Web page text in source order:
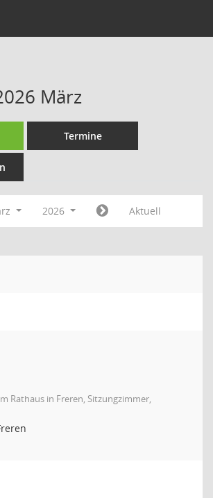
März
Termine
2026 Aktuell
Rathaus in Freren, Sitzungzimmer,